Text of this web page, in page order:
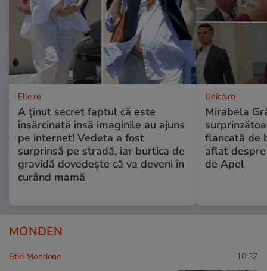
Elle.ro
A ținut secret faptul că este
însărcinată însă imaginile au ajuns
pe internet! Vedeta a fost
surprinsă pe stradă, iar burtica de
gravidă dovedește că va deveni în
curând mamă
Unica.ro
Mirabela
flancată de
aflat
de Apel
MONDEN
Stiri Mondene 10:37